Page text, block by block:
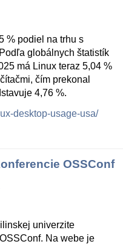
% podiel na trhu s
globálnych štatistík
má Linux teraz 5,04 %
čím prekonal
4,76 %.
desktop-usage-usa/
OSSConf
univerzite
Na webe je